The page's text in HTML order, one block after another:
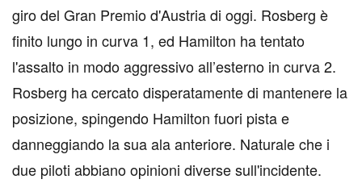
giro del Gran Premio d'Austria di oggi. Rosberg è
finito lungo in curva 1, ed Hamilton ha tentato
l'assalto in modo aggressivo all’esterno in curva 2.
Rosberg ha cercato disperatamente di mantenere la
posizione, spingendo Hamilton fuori pista e
danneggiando la sua ala anteriore. Naturale che i
due piloti abbiano opinioni diverse sull'incidente.